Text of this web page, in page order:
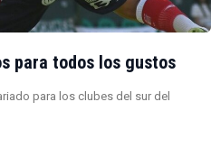
para todos los gustos
para los clubes del sur del